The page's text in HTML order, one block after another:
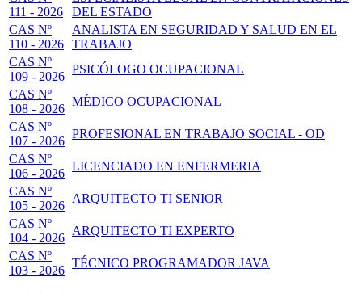
111 - 2026
DEL ESTADO
CAS Nº
110 - 2026
ANALISTA EN SEGURIDAD Y SALUD EN EL
TRABAJO
CAS Nº
109 - 2026
PSICÓLOGO OCUPACIONAL
CAS Nº
108 - 2026
MÉDICO OCUPACIONAL
CAS Nº
107 - 2026
PROFESIONAL EN TRABAJO SOCIAL - OD
CAS Nº
106 - 2026
LICENCIADO EN ENFERMERIA
CAS Nº
105 - 2026
ARQUITECTO TI SENIOR
CAS Nº
104 - 2026
ARQUITECTO TI EXPERTO
CAS Nº
103 - 2026
TÉCNICO PROGRAMADOR JAVA